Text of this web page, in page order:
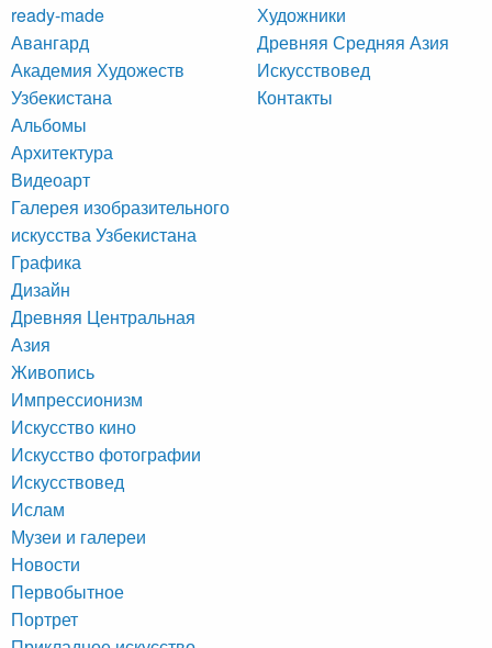
ready-made
Авангард
Академия Художеств
Узбекистана
Альбомы
Архитектура
Видеоарт
Галерея изобразительного
искусства Узбекистана
Графика
Дизайн
Древняя Центральная
Азия
Живопись
Импрессионизм
Искусство кино
Искусство фотографии
Искусствовед
Ислам
Музеи и галереи
Новости
Первобытное
Портрет
Художники
Древняя Средняя Азия
Искусствовед
Контакты